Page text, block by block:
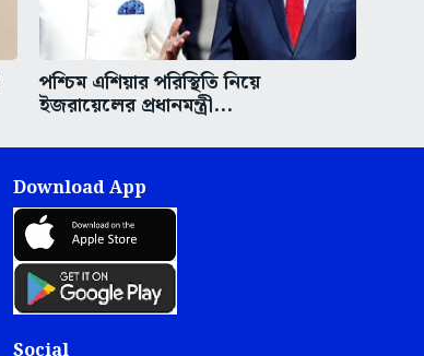
পশ্চিম এশিয়ার পরিস্থিতি নিয়ে
ইজরায়েলের প্রধানমন্ত্রী...
Download App